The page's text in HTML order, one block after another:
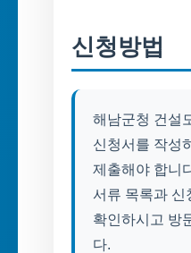
신청방법
해남군청 건설
신청서를 작성
제출해야 합니
서류 목록과 신
확인하시고 방
다.